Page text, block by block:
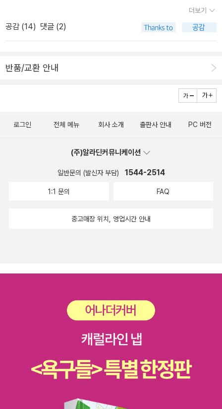
다. 1권 130쪽. 아직까지는 쥘리엥도, 드 레날 부인도, 온갖 음란 마귀
가 다 끼어 있는 저의 눈엔 순수 그 자체인데!!! ㅋㅋㅋㅋ과연 앞으로
어떤? 일들이 벌어지며 막장으로 치닫게 될는지? ㅋㅋㅋㅋㅋ 궁금해
흑 1,2권을 다 읽고, 모임까지 참석하는 건데;; 아무리 계산을 해봐도
에 안 남았고 ㅋㅋㅋ 토론 전까지 고작 <적과 흑> 1권 다 읽는 것도
다. 스포일러 때문에?? ㅋㅋ 아무리 책 모임 참석하고 싶어도 참석 할
석하게 되면? 또 지난번, 칼 세이건의 <코스모스> 토론 때처럼 ㅋㅋ
만??? 할 뿐.. 이니.. 아무래도 <적과 흑> 토론장엔 안 나가는 게 좋
니까, 이사하기 전 ㅋㅋㅋㅋ 민음사 세계문학 전집 A,B,C,D,E,F 세
지 않겠지만;; 반값 할인 때 구매한 책이라 그런지 책 상태가 ㅠㅠㅠ
하필 1권부터 50권까지 들어 있는 첫 박스가 ㅠㅠ 상태가 젤 안 좋
ㅠㅠ 닦을 수 있는 것도 아니고 ㅠㅠㅠㅠ 아직도 계속 교환할까 말까
달라고 1:1문의 넣었겠지만 ㅋㅋㅋ 민음사 출판사 사이트에서 구매하
는 바람에.. 우씨 ㅠㅠㅠ 교환 신청을 어디서 어떻게 해야 할지도 모르
겠고 ㅋㅋ 교환 택배는 내가 직접 불러야 하는지?? ㅋㅋ 이것저것 물
도 책등에 묻어있는 더러움은 물티슈로 살살 닦고 마른 걸레로 문질
데, 왜 이걸 힘들여, 귀한 시간 들여 닦고 있어야 하나;;; 하는 서러움
이 ㅠㅠㅠㅠㅠ 그나저나 ㅋㅋ 바닥에 쌓인 이 책들은 ㅋㅋㅋㅋ 또
ㅋㅋㅋㅋㅋㅋㅋㅋㅋㅋㅋㅋㅋㅋㅋㅋㅋㅋㅋㅋㅋ ㅋㅋㅋㅋㅋㅋㅋㅋㅋ
블 5권 세트 & 한샘 1200 책장도 사은품으로 올 예정입니다. 레미제
기사분이 설치하러 오신댔어요!! ㅋㅋ 꽃재만씨가 만들어준 찬넬 선
반 책장 & 이 전 책장 풍경이 궁금하신 분은 여기로요 ▶ http://pink
바람을 넣어 주는 바람에;;;못 이기는 척 결제를 해버렸다. 으악 ㅠㅠ
그런데 공장에서 갓 생산된, 박스에서 방금 꺼낸, 깨끗한 새책들이 올
거라.. 야무진 상상을 했건만..;; 역시, 재고 정리 책들이라 가끔 상태
아.. 책장 정리는 언제 또 다하고 언제 다 챙겨 넣는담;; 배부른 고민중
더보기
공감 (14) 댓글 (2)
반품/교환 안내
로그인 전체 메뉴 회사 소개 출판사 안내 PC 버전
(주)알라딘커뮤니케이션
일반문의 (발신자 부담) 1544-2514
1:1 문의 FAQ
중고매장 위치, 영업시간 안내